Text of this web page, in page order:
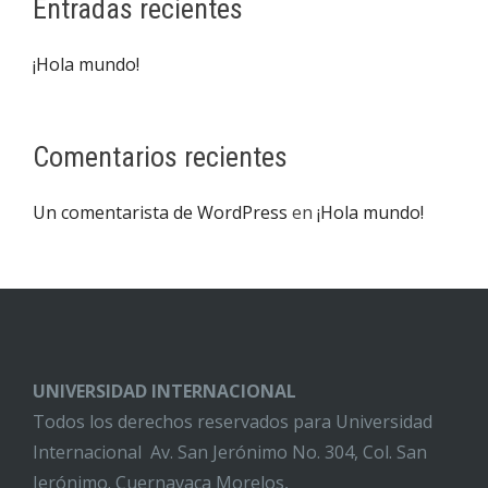
Entradas recientes
¡Hola mundo!
Comentarios recientes
Un comentarista de WordPress en ¡Hola mundo!
UNIVERSIDAD INTERNACIONAL
Todos los derechos reservados para Universidad
Internacional Av. San Jerónimo No. 304, Col. San
Jerónimo. Cuernavaca Morelos,